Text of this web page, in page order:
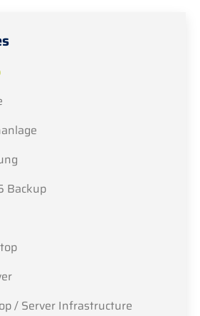
Backup
/ Server Infrastructure